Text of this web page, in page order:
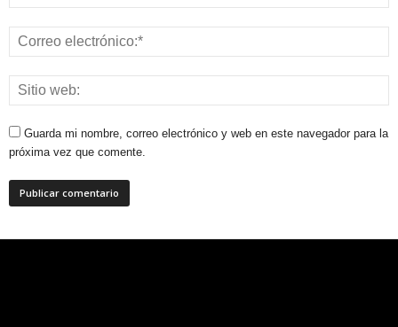
Guarda mi nombre, correo electrónico y web en este navegador para la
próxima vez que comente.